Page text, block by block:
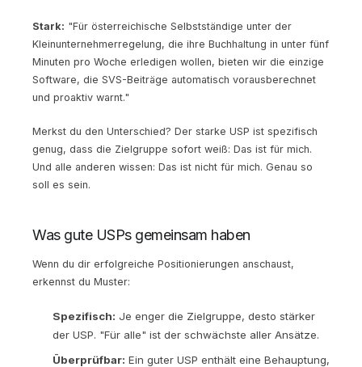
Stark: "Für österreichische Selbstständige unter der
Kleinunternehmerregelung, die ihre Buchhaltung in unter fünf
Minuten pro Woche erledigen wollen, bieten wir die einzige
Software, die SVS-Beiträge automatisch vorausberechnet
und proaktiv warnt."
Merkst du den Unterschied? Der starke USP ist spezifisch
genug, dass die Zielgruppe sofort weiß: Das ist für mich.
Und alle anderen wissen: Das ist nicht für mich. Genau so
soll es sein.
Was gute USPs gemeinsam haben
Wenn du dir erfolgreiche Positionierungen anschaust,
erkennst du Muster:
Spezifisch: Je enger die Zielgruppe, desto stärker
der USP. "Für alle" ist der schwächste aller Ansätze.
Überprüfbar: Ein guter USP enthält eine Behauptung,